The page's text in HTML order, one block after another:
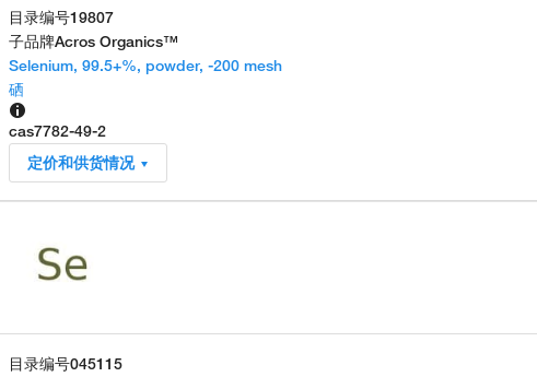
目录编号19807
子品牌Acros Organics™
Selenium, 99.5+%, powder, -200 mesh
硒
cas7782-49-2
定价和供货情况
目录编号045115